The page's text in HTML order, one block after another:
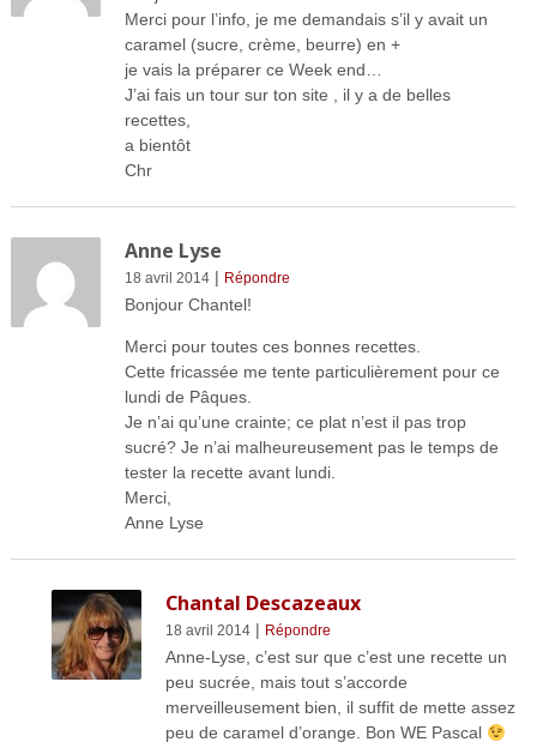
Merci pour l’info, je me demandais s’il y avait un
caramel (sucre, crème, beurre) en +
je vais la préparer ce Week end…
J’ai fais un tour sur ton site , il y a de belles
recettes,
a bientôt
Chr
Anne Lyse
18 avril 2014| Répondre
Bonjour Chantel!
Merci pour toutes ces bonnes recettes.
Cette fricassée me tente particulièrement pour ce
lundi de Pâques.
Je n’ai qu’une crainte; ce plat n’est il pas trop
sucré? Je n’ai malheureusement pas le temps de
tester la recette avant lundi.
Merci,
Anne Lyse
Chantal Descazeaux
18 avril 2014| Répondre
Anne-Lyse, c’est sur que c’est une recette un
peu sucrée, mais tout s’accorde
merveilleusement bien, il suffit de mette assez
peu de caramel d’orange. Bon WE Pascal